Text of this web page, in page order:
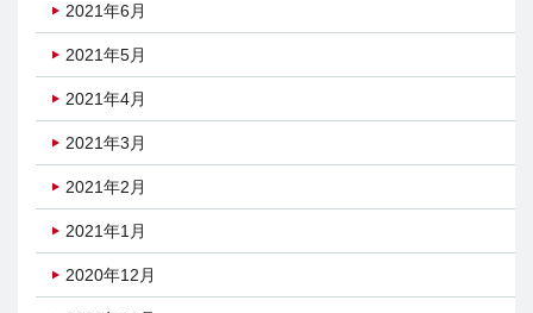
2021年6月
2021年5月
2021年4月
2021年3月
2021年2月
2021年1月
2020年12月